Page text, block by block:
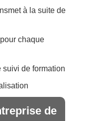
à la suite de
chaque
suivi de formation
de